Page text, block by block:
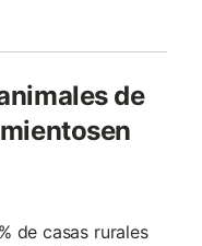
de
de casas rurales